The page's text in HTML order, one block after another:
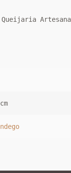
Queijaria